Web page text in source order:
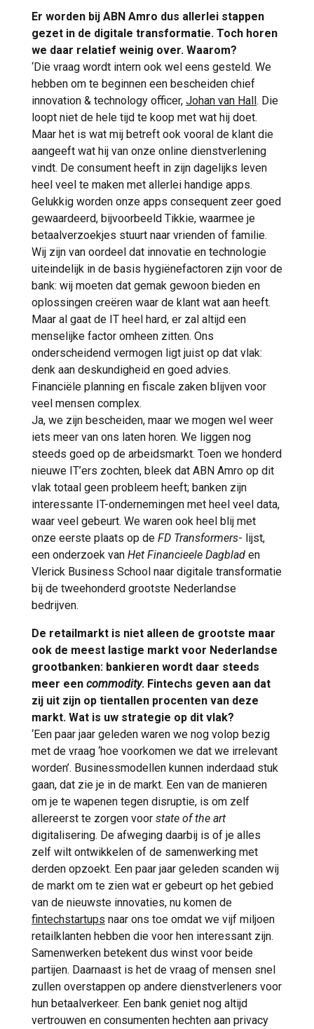
Er worden bij ABN Amro dus allerlei stappen
gezet in de digitale transformatie. Toch horen
we daar relatief weinig over. Waarom?
‘Die vraag wordt intern ook wel eens gesteld. We
hebben om te beginnen een bescheiden chief
innovation & technology officer, Johan van Hall. Die
loopt niet de hele tijd te koop met wat hij doet.
Maar het is wat mij betreft ook vooral de klant die
aangeeft wat hij van onze online dienstverlening
vindt. De consument heeft in zijn dagelijks leven
heel veel te maken met allerlei handige apps.
Gelukkig worden onze apps consequent zeer goed
gewaardeerd, bijvoorbeeld Tikkie, waarmee je
betaalverzoekjes stuurt naar vrienden of familie.
Wij zijn van oordeel dat innovatie en technologie
uiteindelijk in de basis hygiënefactoren zijn voor de
bank: wij moeten dat gemak gewoon bieden en
oplossingen creëren waar de klant wat aan heeft.
Maar al gaat de IT heel hard, er zal altijd een
menselijke factor omheen zitten. Ons
onderscheidend vermogen ligt juist op dat vlak:
denk aan deskundigheid en goed advies.
Financiële planning en fiscale zaken blijven voor
veel mensen complex.
Ja, we zijn bescheiden, maar we mogen wel weer
iets meer van ons laten horen. We liggen nog
steeds goed op de arbeidsmarkt. Toen we honderd
nieuwe IT’ers zochten, bleek dat ABN Amro op dit
vlak totaal geen probleem heeft; banken zijn
interessante IT-ondernemingen met heel veel data,
waar veel gebeurt. We waren ook heel blij met
onze eerste plaats op de FD Transformers- lijst,
een onderzoek van Het Financieele Dagblad en
Vlerick Business School naar digitale transformatie
bij de tweehonderd grootste Nederlandse
bedrijven.
De retailmarkt is niet alleen de grootste maar
ook de meest lastige markt voor Nederlandse
grootbanken: bankieren wordt daar steeds
meer een commodity. Fintechs geven aan dat
zij uit zijn op tientallen procenten van deze
markt. Wat is uw strategie op dit vlak?
‘Een paar jaar geleden waren we nog volop bezig
met de vraag ‘hoe voorkomen we dat we irrelevant
worden’. Businessmodellen kunnen inderdaad stuk
gaan, dat zie je in de markt. Een van de manieren
om je te wapenen tegen disruptie, is om zelf
allereerst te zorgen voor state of the art
digitalisering. De afweging daarbij is of je alles
zelf wilt ontwikkelen of de samenwerking met
derden opzoekt. Een paar jaar geleden scanden wij
de markt om te zien wat er gebeurt op het gebied
van de nieuwste innovaties, nu komen de
fintechstartups naar ons toe omdat we vijf miljoen
retailklanten hebben die voor hen interessant zijn.
Samenwerken betekent dus winst voor beide
partijen. Daarnaast is het de vraag of mensen snel
zullen overstappen op andere dienstverleners voor
hun betaalverkeer. Een bank geniet nog altijd
vertrouwen en consumenten hechten aan privacy